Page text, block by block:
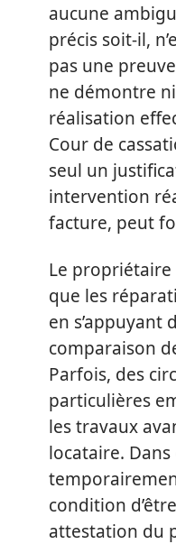
aucune
précis soit-il,
pas une
ne démontre
réalisation
Cour de
seul un
intervention
facture, peut
Le
que les
en s’appuyant
comparaison
Parfois, des
particulières
les travaux
locataire.
condition
attestation du